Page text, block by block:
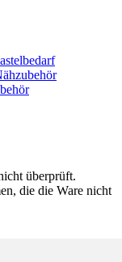
überprüft.
die die Ware nicht